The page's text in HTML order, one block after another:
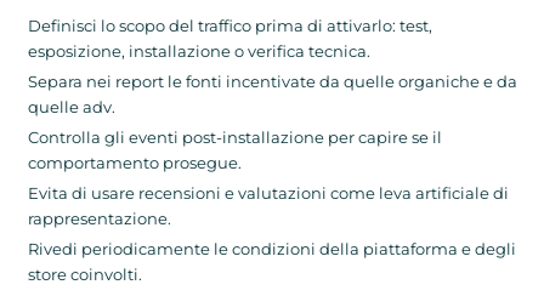
Definisci lo scopo del traffico prima di attivarlo: test,
esposizione, installazione o verifica tecnica.
Separa nei report le fonti incentivate da quelle organiche e da
quelle adv.
Controlla gli eventi post-installazione per capire se il
comportamento prosegue.
Evita di usare recensioni e valutazioni come leva artificiale di
rappresentazione.
Rivedi periodicamente le condizioni della piattaforma e degli
store coinvolti.